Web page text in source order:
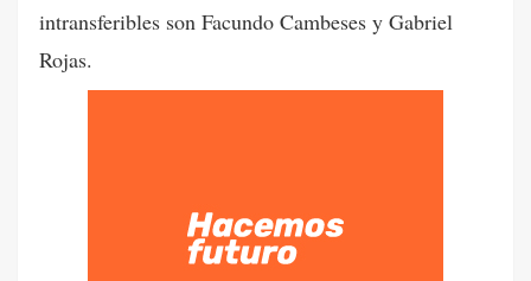
intransferibles son Facundo Cambeses y Gabriel
Rojas.